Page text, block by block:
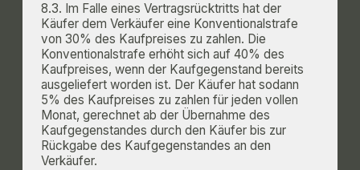
8.3. Im Falle eines Vertragsrücktritts hat der
Käufer dem Verkäufer eine Konventionalstrafe
von 30% des Kaufpreises zu zahlen. Die
Konventionalstrafe erhöht sich auf 40% des
Kaufpreises, wenn der Kaufgegenstand bereits
ausgeliefert worden ist. Der Käufer hat sodann
5% des Kaufpreises zu zahlen für jeden vollen
Monat, gerechnet ab der Übernahme des
Kaufgegenstandes durch den Käufer bis zur
Rückgabe des Kaufgegenstandes an den
Verkäufer.